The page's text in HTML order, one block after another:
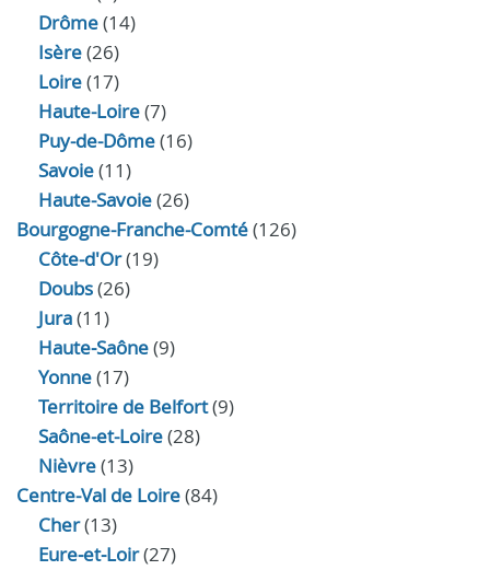
Drôme(14)
Isère(26)
Loire(17)
Haute-Loire(7)
Puy-de-Dôme(16)
Savoie(11)
Haute-Savoie(26)
Bourgogne-Franche-Comté(126)
Côte-d'Or(19)
Doubs(26)
Jura(11)
Haute‑Saône(9)
Yonne(17)
Territoire de Belfort(9)
Saône-et-Loire(28)
Nièvre(13)
Centre-Val de Loire(84)
Cher(13)
Eure‑et‑Loir(27)